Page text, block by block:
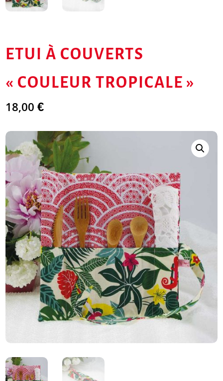
ETUI À COUVERTS
« COULEUR TROPICALE »
18,00€